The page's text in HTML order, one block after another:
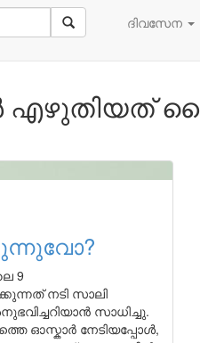
ദിവസേന
9
നടി സാലി
സാധിച്ചു.
ഓസ്കാർ നേടിയപ്പോൾ,